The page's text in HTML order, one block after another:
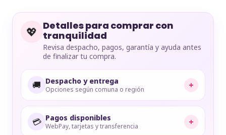
💖 Detalles para comprar con
tranquilidad
Revisa despacho, pagos, garantía y ayuda antes
de finalizar tu compra.
🚚 Despacho y entrega
Opciones según comuna o región +
💳 Pagos disponibles
WebPay, tarjetas y transferencia +